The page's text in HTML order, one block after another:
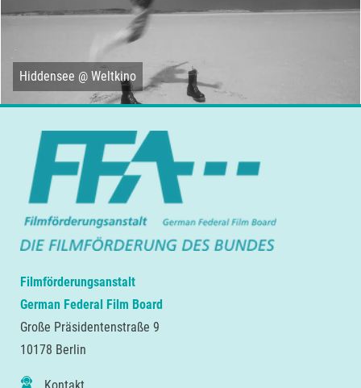
Hiddensee @ Weltkino
Filmförderungsanstalt
German Federal Film Board
Große Präsidentenstraße 9
10178 Berlin